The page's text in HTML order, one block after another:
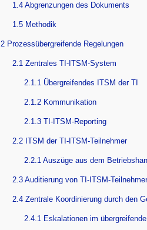
1.4 Abgrenzungen des Dokuments
1.5 Methodik
2 Prozessübergreifende Regelungen
2.1 Zentrales TI-ITSM-System
2.1.1 Übergreifendes ITSM der TI
2.1.2 Kommunikation
2.1.3 TI-ITSM-Reporting
2.2 ITSM der TI-ITSM-Teilnehmer
2.2.1 Auszüge aus dem
2.3 Auditierung von TI-ITSM-
2.4 Zentrale Koordinierung durch den
2.4.1 Eskalationen im